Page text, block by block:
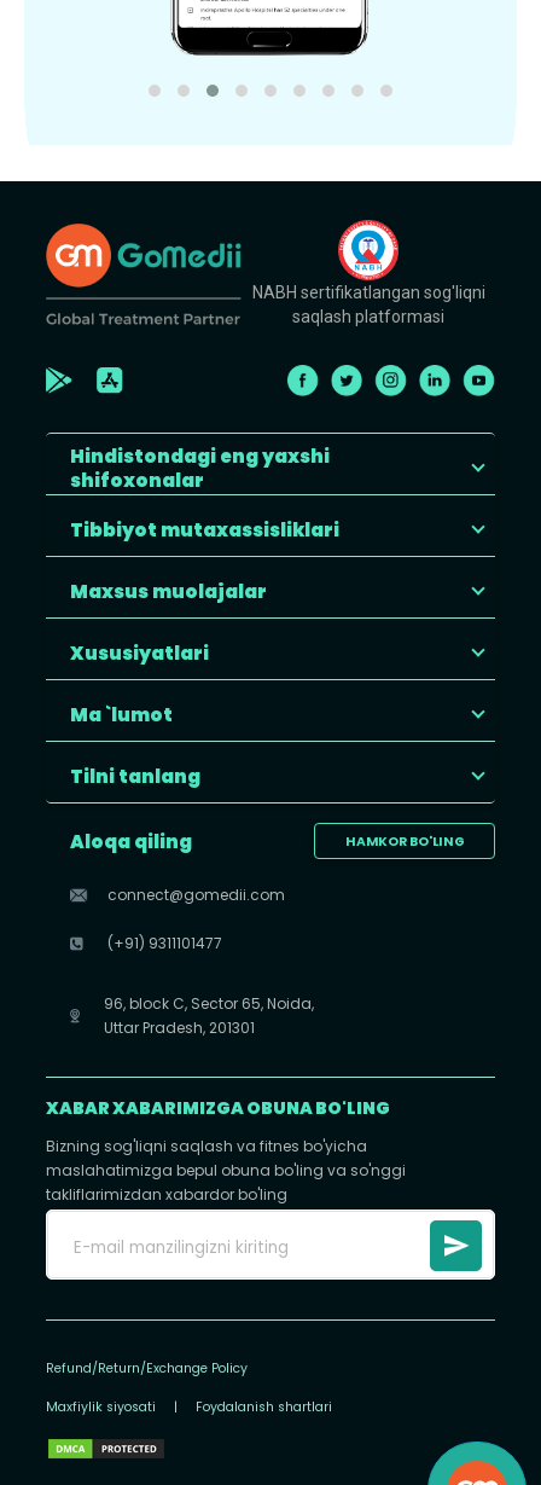
NABH sertifikatlangan sog'liqni
saqlash platformasi
Hindistondagi eng yaxshi
shifoxonalar
Tibbiyot mutaxassisliklari
Maxsus muolajalar
Xususiyatlari
Ma `lumot
Tilni tanlang
HAMKOR BO'LING
Aloqa qiling
connect@gomedii.com
(+91) 9311101477
96, block C, Sector 65, Noida,
Uttar Pradesh, 201301
XABAR XABARIMIZGA OBUNA BO'LING
Bizning sog'liqni saqlash va fitnes bo'yicha
maslahatimizga bepul obuna bo'ling va so'nggi
takliflarimizdan xabardor bo'ling
Refund/Return/Exchange Policy
Maxfiylik siyosati | Foydalanish shartlari